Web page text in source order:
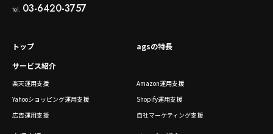
tel. 03-6420-3757
トップ
agsの特長
サービス紹介
楽天運用支援
Amazon運用支援
Yahooショッピング運用支援
Shopify運用支援
広告運用支援
自社マーケティング支援